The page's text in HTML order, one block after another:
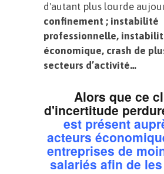
d'autant plus lourde
confinement ; instabilité
professionnelle,
économique, crash de
secteurs d’activité…
Alors que ce
d'incertitude
est présent
acteurs
entreprises de
salariés afin de